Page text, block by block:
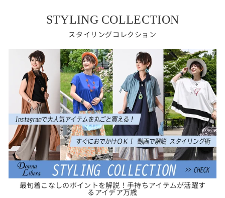
STYLING COLLECTION
スタイリングコレクション
最旬着こなしのポイントを解説！手持ちアイテムが活躍す
るアイデア万歳